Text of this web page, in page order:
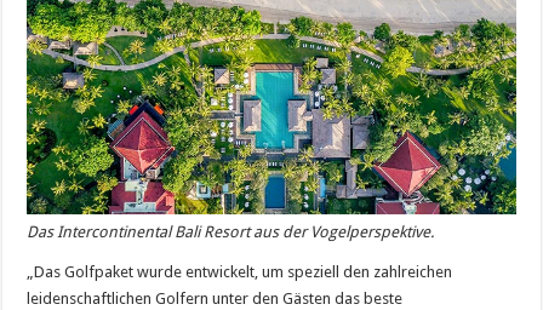
Das Intercontinental Bali Resort aus der Vogelperspektive.
„Das Golfpaket wurde entwickelt, um speziell den zahlreichen
leidenschaftlichen Golfern unter den Gästen das beste